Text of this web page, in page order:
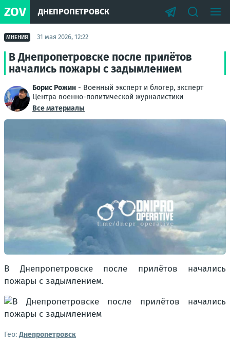
ZOV ДНЕПРОПЕТРОВСК
МНЕНИЯ 31 мая 2026, 12:22
В Днепропетровске после прилётов
начались пожары с задымлением
Борис Рожин - Военный эксперт и блогер, эксперт
Центра военно-политической журналистики
Все материалы
В Днепропетровске после прилётов начались
пожары с задымлением.
Гео:Днепропетровск